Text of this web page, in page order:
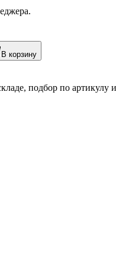
В корзину
подбор по